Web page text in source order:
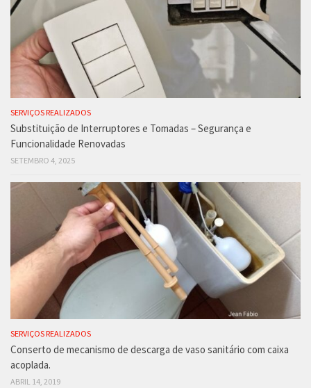
SERVIÇOS REALIZADOS
Substituição de Interruptores e Tomadas – Segurança e
Funcionalidade Renovadas
SETEMBRO 4, 2025
SERVIÇOS REALIZADOS
Conserto de mecanismo de descarga de vaso sanitário com caixa
acoplada.
ABRIL 14, 2019